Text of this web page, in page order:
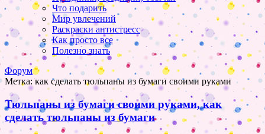
Что подарить
Мир увлечений
Раскраски антистресс
Как просто все
Полезно знать
Форум
Метка:как сделать тюльпаны из бумаги своими руками
Тюльпаны из бумаги своими руками, как
сделать тюльпаны из бумаги